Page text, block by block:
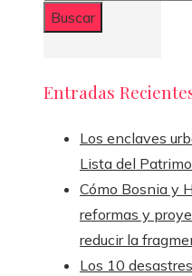
Entradas
Los enclaves
Lista del
Cómo Bosnia y
reformas y
reducir la
Los 10